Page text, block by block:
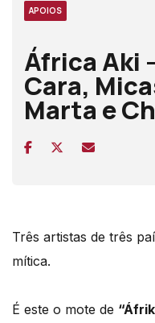
APOIOS
África Aki
Cara,
Marta e
Três artistas de três
mítica.
É este o mote de